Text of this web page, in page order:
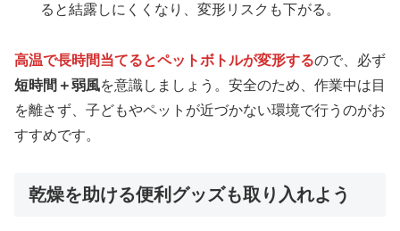
ると結露しにくくなり、変形リスクも下がる。
高温で長時間当てるとペットボトルが変形するので、必ず
短時間＋弱風を意識しましょう。安全のため、作業中は目
を離さず、子どもやペットが近づかない環境で行うのがお
すすめです。
乾燥を助ける便利グッズも取り入れよう